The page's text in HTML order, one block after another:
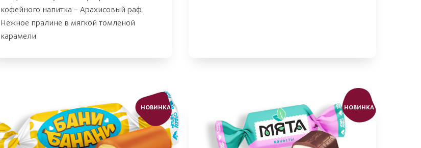
кофейного напитка – Арахисовый раф.
Нежное пралине в мягкой томленой
карамели.
НОВИНКА НОВИНКА